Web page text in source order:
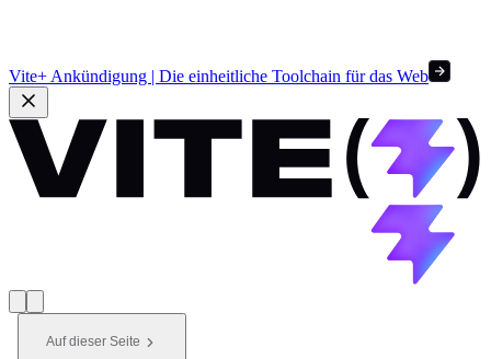
Vite+ Ankündigung | Die einheitliche Toolchain für das Web
Auf dieser Seite